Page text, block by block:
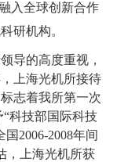
入全球创新合作
研机构。
导的高度重视，
上海光机所接待
志着我所第一次
科技部国际科技
2006-2008年间
，上海光机所获